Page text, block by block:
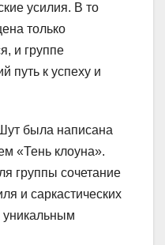
усилия. В то
только
и группе
путь к успеху и
была написана
«Тень клоуна».
группы сочетание
и саркастических
уникальным